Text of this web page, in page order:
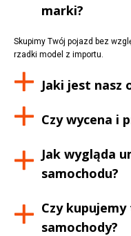
marki?
Skupimy Twój pojazd bez
rzadki model z importu.
Jaki jest nasz
Czy wycena i
Jak wygląda
samochodu?
Czy
samochody?